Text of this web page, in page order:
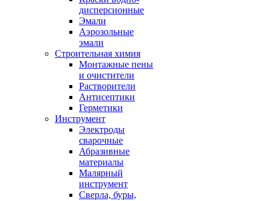
дисперсионные
Эмали
Аэрозольные
эмали
Строительная химия
Монтажные пены
и очистители
Растворители
Антисептики
Герметики
Инструмент
Электроды
сварочные
Абразивные
материалы
Малярный
инструмент
Сверла, буры,